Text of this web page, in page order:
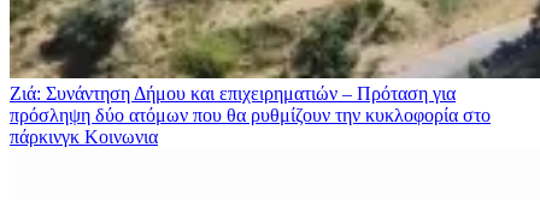
Ζιά: Συνάντηση Δήμου και επιχειρηματιών – Πρόταση για
πρόσληψη δύο ατόμων που θα ρυθμίζουν την κυκλοφορία στο
πάρκινγκ Κοινωνια